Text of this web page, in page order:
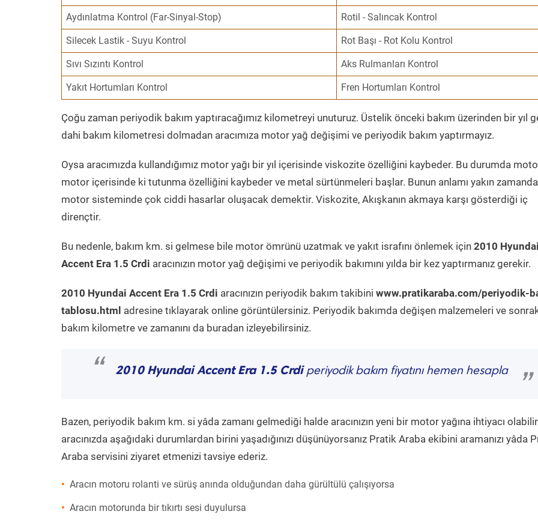
Aydınlatma Kontrol (Far-Sinyal-Stop) Rotil - Salıncak Kontrol
Silecek Lastik - Suyu Kontrol Rot Başı - Rot Kolu Kontrol
Sıvı Sızıntı Kontrol Aks Rulmanları Kontrol
Yakıt Hortumları Kontrol Fren Hortumları Kontrol
Çoğu zaman periyodik bakım yaptıracağımız kilometreyi unuturuz. Üstelik önceki bakım üzerinden bir yıl
dahi bakım kilometresi dolmadan aracımıza motor yağ değişimi ve periyodik bakım yaptırmayız.
Oysa aracımızda kullandığımız motor yağı bir yıl içerisinde viskozite özelliğini kaybeder. Bu durumda
motor içerisinde ki tutunma özelliğini kaybeder ve metal sürtünmeleri başlar. Bunun anlamı yakın zamanda
motor sisteminde çok ciddi hasarlar oluşacak demektir. Viskozite, Akışkanın akmaya karşı gösterdiği iç
dirençtir.
Bu nedenle, bakım km. si gelmese bile motor ömrünü uzatmak ve yakıt israfını önlemek için 2010 Hyundai
Accent Era 1.5 Crdi aracınızın motor yağ değişimi ve periyodik bakımını yılda bir kez yaptırmanız gerekir.
2010 Hyundai Accent Era 1.5 Crdi aracınızın periyodik bakım takibini www.pratikaraba.com/periyodik-
tablosu.html adresine tıklayarak online görüntülersiniz. Periyodik bakımda değişen malzemeleri ve
bakım kilometre ve zamanını da buradan izleyebilirsiniz.
“ 2010 Hyundai Accent Era 1.5 Crdiperiyodik bakım fiyatını hemen hesapla
”
Bazen, periyodik bakım km. si yâda zamanı gelmediği halde aracınızın yeni bir motor yağına ihtiyacı
aracınızda aşağıdaki durumlardan birini yaşadığınızı düşünüyorsanız Pratik Araba ekibini aramanızı yâda
Araba servisini ziyaret etmenizi tavsiye ederiz.
Aracın motoru rolanti ve sürüş anında olduğundan daha gürültülü çalışıyorsa
Aracın motorunda bir tıkırtı sesi duyulursa